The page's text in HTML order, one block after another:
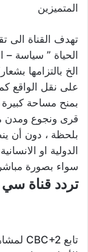
المتميزين
تهدف القناة الى
الحياة ” سياسة –
الخ بالتزامها
على نقل الواقع
بمنح مساحة
قرى ونجوع
بلحظة ، دون أن
الدولية او
سواء بصورة
تردد قناة
تابع CBC+2